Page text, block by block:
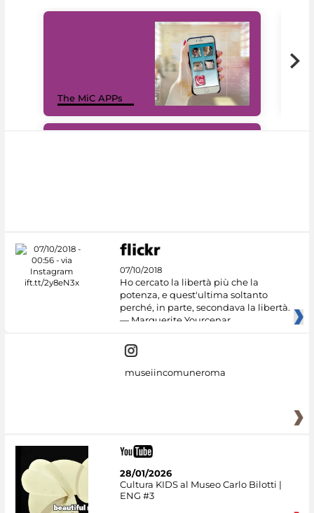
The MiC APPs
07/10/2018
Ho cercato la libertà più che la
potenza, e quest'ultima soltanto
perché, in parte, secondava la libertà.
— Marguerite Yourcenar
museiincomuneroma
28/01/2026
Cultura KIDS al Museo Carlo Bilotti |
ENG #3